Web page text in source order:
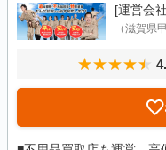
[運営会
（滋賀県